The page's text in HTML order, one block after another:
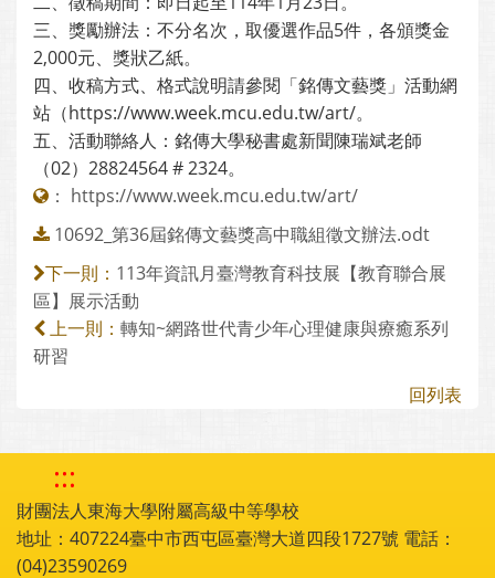
三、獎勵辦法：不分名次，取優選作品5件，各頒獎金
2,000元、獎狀乙紙。
四、收稿方式、格式說明請參閱「銘傳文藝獎」活動網
站（https://www.week.mcu.edu.tw/art/。
五、活動聯絡人：銘傳大學秘書處新聞陳瑞斌老師
（02）28824564 # 2324。
： https://www.week.mcu.edu.tw/art/
10692_第36屆銘傳文藝獎高中職組徵文辦法.odt
下一則： 113年資訊月臺灣教育科技展【教育聯合展
區】展示活動
上一則： 轉知~網路世代青少年心理健康與療癒系列
研習
回列表
:::
財團法人東海大學附屬高級中等學校
地址：407224臺中市西屯區臺灣大道四段1727號 電話：
(04)23590269